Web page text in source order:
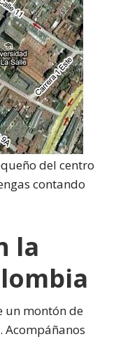
del centro
contando
la
un montón de
Acompáñanos